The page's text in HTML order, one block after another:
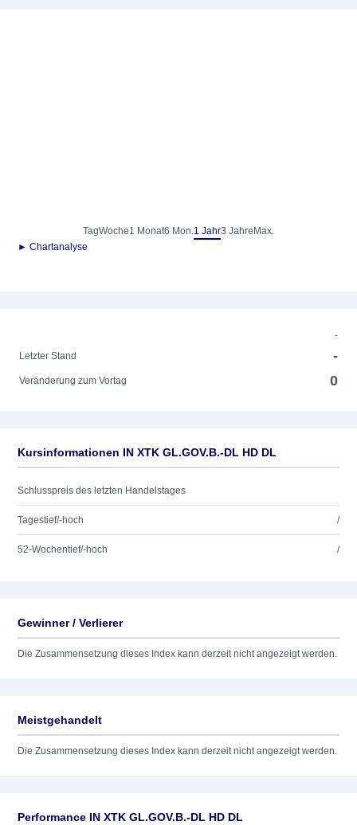
TagWoche1 Monat6 Mon.1 Jahr3 Jahre Max.
► Chartanalyse
-
Letzter Stand
-
Veränderung zum Vortag 0
Kursinformationen IN XTK GL.GOV.B.-DL HD DL
Schlusspreis des letzten Handelstages
Tagestief/-hoch /
52-Wochentief/-hoch /
Gewinner / Verlierer
Die Zusammensetzung dieses Index kann derzeit nicht angezeigt werden.
Meistgehandelt
Die Zusammensetzung dieses Index kann derzeit nicht angezeigt werden.
Performance IN XTK GL.GOV.B.-DL HD DL